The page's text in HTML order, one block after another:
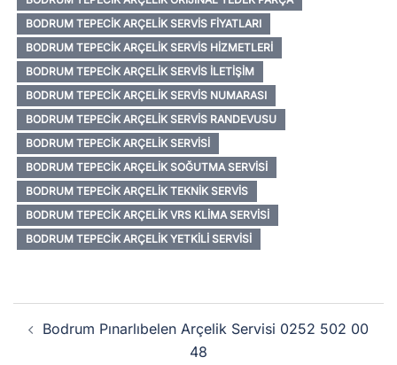
BODRUM TEPECIK ARÇELIK SERVIS FIYATLARI
BODRUM TEPECIK ARÇELIK SERVIS HIZMETLERI
BODRUM TEPECIK ARÇELIK SERVIS İLETIŞIM
BODRUM TEPECIK ARÇELIK SERVIS NUMARASI
BODRUM TEPECIK ARÇELIK SERVIS RANDEVUSU
BODRUM TEPECIK ARÇELIK SERVISI
BODRUM TEPECIK ARÇELIK SOĞUTMA SERVISI
BODRUM TEPECIK ARÇELIK TEKNIK SERVIS
BODRUM TEPECIK ARÇELIK VRS KLIMA SERVISI
BODRUM TEPECIK ARÇELIK YETKILI SERVISI
Yazı
dolaşımı
Bodrum Pınarlıbelen Arçelik Servisi 0252 502 00
48